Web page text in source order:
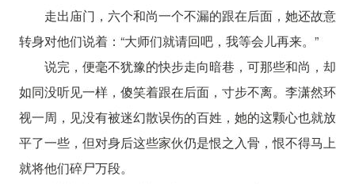
走出庙门，六个和尚一个不漏的跟在后面，她还故意
转身对他们说着：“大师们就请回吧，我等会儿再来。”
说完，便毫不犹豫的快步走向暗巷，可那些和尚，却
如同没听见一样，傻笑着跟在后面，寸步不离。李潇然环
视一周，见没有被迷幻散误伤的百姓，她的这颗心也就放
平了一些，但对身后这些家伙仍是恨之入骨，恨不得马上
就将他们碎尸万段。